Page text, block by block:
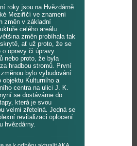
roky jsou na Hvězdárně
Meziříčí ve znamení
změn v základní
celého areálu.
změn probíhala tak
ať už proto, že se
o opravy či úpravy
nebo proto, že byla
hradbou stromů. První
bylo vybudování
objektu Kulturního a
centra na ulici J. K.
se dostáváme do
která je svou
velmi zřetelná. Jedná se
revitalizaci oplocení
hvězdárny.